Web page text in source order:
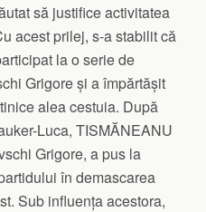
să justifice activitatea
acest prilej, s-a stabilit că
la o serie de
Grigore și a împărtășit
alea cestuia. După
Luca, TISMĂNEANU
Grigore, a pus la
în demascarea
Sub influența acestora,